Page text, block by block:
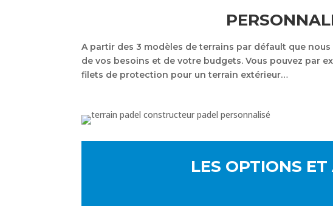
A partir des 3 modèles de terrains par défault que
de vos besoins et de votre budgets. Vous pouvez par
filets de protection pour un terrain extérieur…
LES OPTIONS